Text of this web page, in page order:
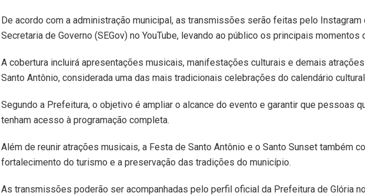
De acordo com a administração municipal, as transmissões serão feitas pelo
Secretaria de Governo (SEGov) no YouTube, levando ao público os principais
A cobertura incluirá apresentações musicais, manifestações culturais e demais
Santo Antônio, considerada uma das mais tradicionais celebrações do calendário
Segundo a Prefeitura, o objetivo é ampliar o alcance do evento e garantir que pessoas
tenham acesso à programação completa.
Além de reunir atrações musicais, a Festa de Santo Antônio e o Santo Sunset também
fortalecimento do turismo e a preservação das tradições do município.
As transmissões poderão ser acompanhadas pelo perfil oficial da Prefeitura de Glória